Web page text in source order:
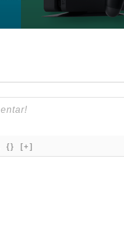
{} [+]